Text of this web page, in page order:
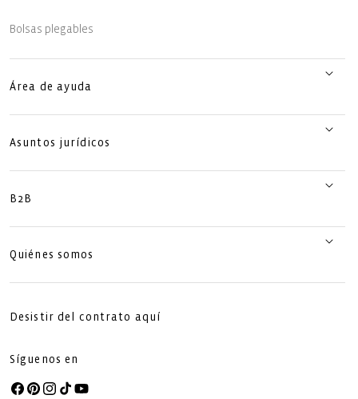
Bolsas plegables
Área de ayuda
Asuntos jurídicos
B2B
Quiénes somos
Desistir del contrato aquí
Síguenos en
Facebook
Pinterest
Instagram
TikTokYouTube